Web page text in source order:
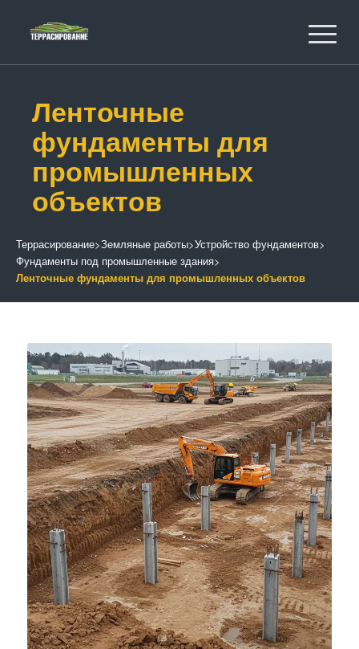
Ленточные
фундаменты для
промышленных
объектов
Террасирование>Земляные работы>Устройство фундаментов>
Фундаменты под промышленные здания>
Ленточные фундаменты для промышленных объектов